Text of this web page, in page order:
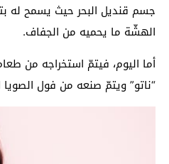
جسم قنديل البحر حيث يسمح له
الهشّة ما يحميه من الجفاف.
أما اليوم، فيتمّ استخراجه من
“ناتو” ويتمّ صنعه من فول الصويا